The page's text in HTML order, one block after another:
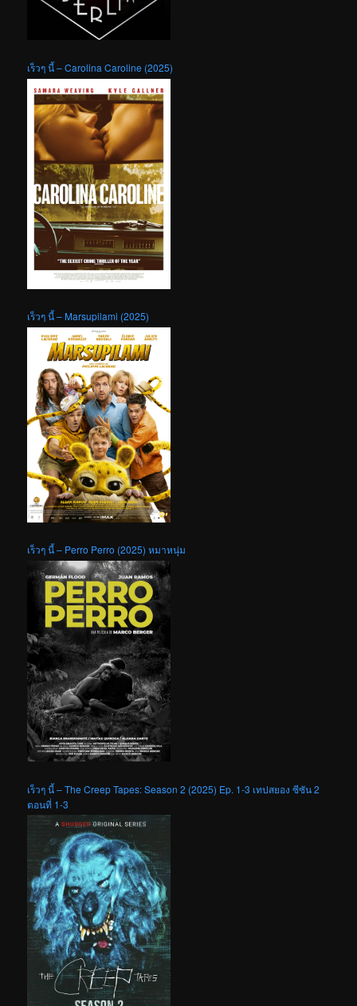
เร็วๆ นี้ – Carolina Caroline (2025)
เร็วๆ นี้ – Marsupilami (2025)
เร็วๆ นี้ – Perro Perro (2025) หมาหนุ่ม
เร็วๆ นี้ – The Creep Tapes: Season 2 (2025) Ep. 1-3 เทปสยอง ซีซัน 2
ตอนที่ 1-3